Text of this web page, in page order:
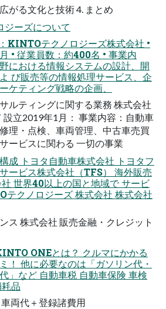
がる文化と技術 4. まとめ
ーズについて
KINTOテクノロジーズ株式会社 •
• 従業員数：約400名 • 事業内
における情報システムの設計、開
び販売等の情報処理サービス、企
ケティング戦略の企画、
ルティングに関する業務 株式会社
立2019年1月： 事業内容：自動車
理・点検、車両管理、中古車売買
ービスに関わる 一切の事業
成 トヨタ自動車株式会社 トヨタフ
ービス株式会社（TFS） 海外販売
世界40以上の国と地域で サービ
テクノロジーズ 株式会社 株式会社
ス 株式会社 販売金融・クレジット
ONEとは？ クルマにかかる
！ 他に必要なのは「ガソリン代・
」など 自動車税 自動車保険 車検
品
両代＋登録諸費用